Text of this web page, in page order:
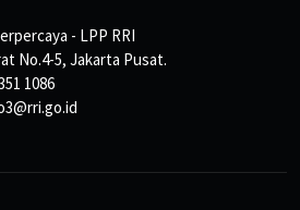
- LPP RRI
No.4-5, Jakarta Pusat.
1086